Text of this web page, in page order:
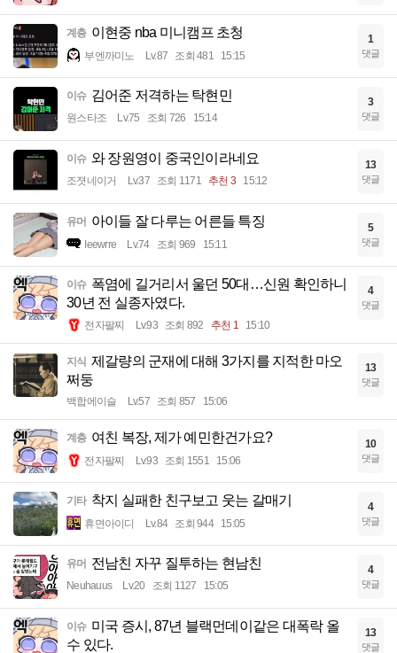
계층 이현중 nba 미니캠프 초청
부엔까미노 Lv.87 조회 481 15:15
1
댓글
이슈 김어준 저격하는 탁현민
원스타조 Lv.75 조회 726 15:14
3
댓글
이슈 와 장원영이 중국인이라네요
조졋네이거 Lv.37 조회 1171 추천 3 15:12
13
댓글
유머 아이들 잘 다루는 어른들 특징
Ieewrre Lv.74 조회 969 15:11
5
댓글
이슈 폭염에 길거리서 울던 50대…신원 확인하니
30년 전 실종자였다.
전자팔찌 Lv.93 조회 892 추천 1 15:10
4
댓글
지식 제갈량의 군재에 대해 3가지를 지적한 마오
쩌둥
백합에이슬 Lv.57 조회 857 15:06
13
댓글
계층 여친 복장, 제가 예민한건가요?
전자팔찌 Lv.93 조회 1551 15:06
10
댓글
기타 착지 실패한 친구보고 웃는 갈매기
휴면아이디 Lv.84 조회 944 15:05
4
댓글
유머 전남친 자꾸 질투하는 현남친
Neuhauus Lv.20 조회 1127 15:05
4
댓글
이슈 미국 증시, 87년 블랙먼데이같은 대폭락 올
수 있다.
13
댓글